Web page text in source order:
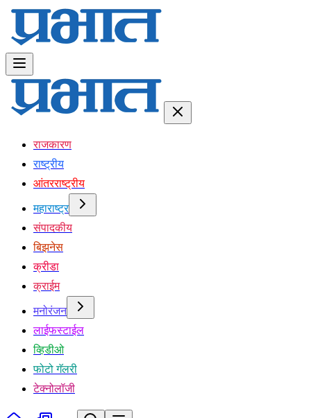
राजकारण
राष्ट्रीय
आंतरराष्ट्रीय
महाराष्ट्र
संपादकीय
बिझनेस
क्रीडा
क्राईम
मनोरंजन
लाईफस्टाईल
व्हिडीओ
फोटो गॅलरी
टेक्नोलॉजी